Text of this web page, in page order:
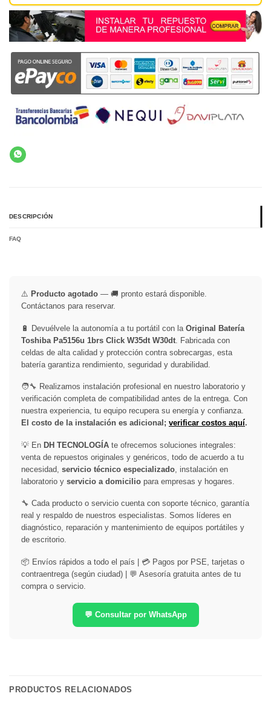
DESCRIPCIÓN
FAQ
⚠️ Producto agotado — 🚚 pronto estará disponible.
Contáctanos para reservar.
🔋 Devuélvele la autonomía a tu portátil con la Original Batería
Toshiba Pa5156u 1brs Click W35dt W30dt . Fabricada con
celdas de alta calidad y protección contra sobrecargas, esta
batería garantiza rendimiento, seguridad y durabilidad.
🧑‍🔧 Realizamos instalación profesional en nuestro laboratorio y
verificación completa de compatibilidad antes de la entrega. Con
nuestra experiencia, tu equipo recupera su energía y confianza.
El costo de la instalación es adicional; verificar costos aquí.
💡 En DH TECNOLOGÍA te ofrecemos soluciones integrales:
venta de repuestos originales y genéricos, todo de acuerdo a tu
necesidad, servicio técnico especializado , instalación en
laboratorio y servicio a domicilio para empresas y hogares.
🔧 Cada producto o servicio cuenta con soporte técnico, garantía
real y respaldo de nuestros especialistas. Somos líderes en
diagnóstico, reparación y mantenimiento de equipos portátiles y
de escritorio.
📦 Envíos rápidos a todo el país | 💳 Pagos por PSE, tarjetas o
contraentrega (según ciudad) | 💬 Asesoría gratuita antes de tu
compra o servicio.
💬 Consultar por WhatsApp
PRODUCTOS RELACIONADOS